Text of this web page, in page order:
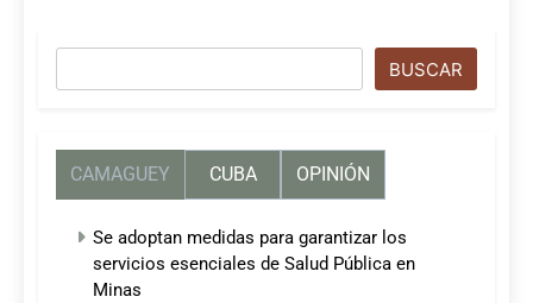
BUSCAR
CAMAGUEY CUBA OPINIÓN
Se adoptan medidas para garantizar los
servicios esenciales de Salud Pública en
Minas